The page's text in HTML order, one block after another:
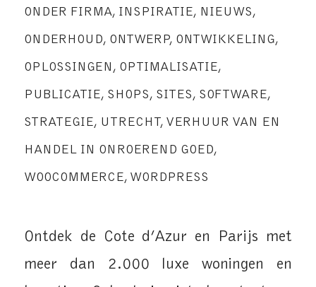
ONDER FIRMA, INSPIRATIE, NIEUWS,
ONDERHOUD, ONTWERP, ONTWIKKELING,
OPLOSSINGEN , OPTIMALISATIE,
PUBLICATIE, SHOPS, SITES, SOFTWARE,
STRATEGIE, UTRECHT , VERHUUR VAN EN
HANDEL IN ONROEREND GOED,
WOOCOMMERCE, WORDPRESS
Ontdek de Cote d’Azur en Parijs met
meer dan 2.000 luxe woningen en